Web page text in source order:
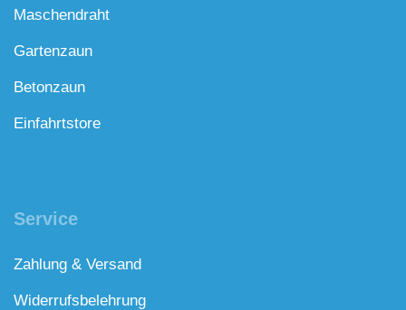
Maschendraht
Gartenzaun
Betonzaun
Einfahrtstore
Service
Zahlung & Versand
Widerrufsbelehrung